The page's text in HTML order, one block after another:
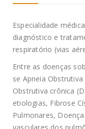
Especialidade
diagnóstico e
respiratório (vias
Entre as doenças
se Apneia
Obstrutiva crônica
etiologias, Fibrose
Pulmonares,